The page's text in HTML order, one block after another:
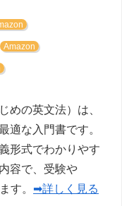
Amazon
めの英文法）は、
適な入門書です。
形式でわかりやす
容で、受験や
す。 ➡詳しく見る